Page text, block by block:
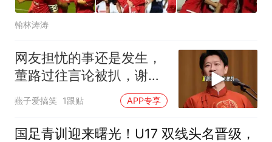
翰林涛涛
网友担忧的事还是发生，
董路过往言论被扒，谢
娜、曹云金被牵连
燕子爱搞笑 1跟贴 APP专享
国足青训迎来曙光！U17 双线头名晋级，